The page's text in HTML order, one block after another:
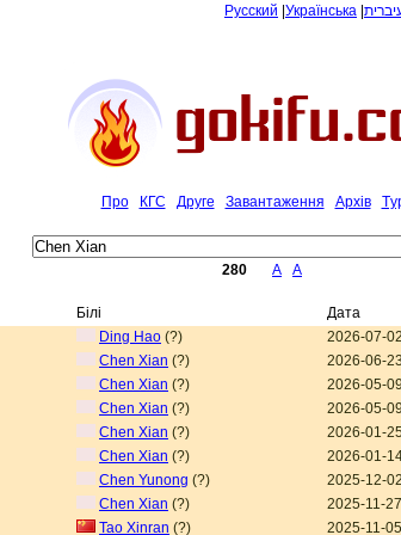
Русский Українська
Про КГС Друге Завантаження Архiв
280 A A
Білі Дата
Ding Hao (?) 2026-07-02
Chen Xian (?) 2026-06-23
Chen Xian (?) 2026-05-09
Chen Xian (?) 2026-05-09
Chen Xian (?) 2026-01-25
Chen Xian (?) 2026-01-
Chen Yunong (?) 2025-12-02
Chen Xian (?) 2025-11-27
Tao Xinran (?) 2025-11-05